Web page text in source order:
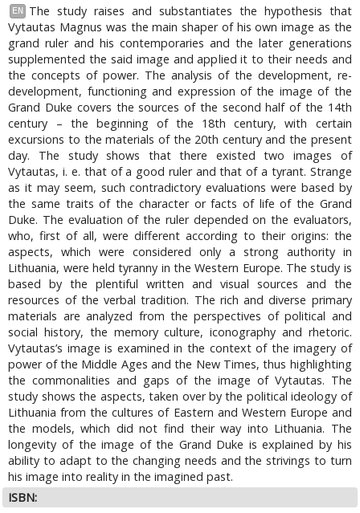
EN
The study raises and substantiates the hypothesis that
Vytautas Magnus was the main shaper of his own image as the
grand ruler and his contemporaries and the later generations
supplemented the said image and applied it to their needs and
the concepts of power. The analysis of the development, re-
development, functioning and expression of the image of the
Grand Duke covers the sources of the second half of the 14th
century – the beginning of the 18th century, with certain
excursions to the materials of the 20th century and the present
day. The study shows that there existed two images of
Vytautas, i. e. that of a good ruler and that of a tyrant. Strange
as it may seem, such contradictory evaluations were based by
the same traits of the character or facts of life of the Grand
Duke. The evaluation of the ruler depended on the evaluators,
who, first of all, were different according to their origins: the
aspects, which were considered only a strong authority in
Lithuania, were held tyranny in the Western Europe. The study is
based by the plentiful written and visual sources and the
resources of the verbal tradition. The rich and diverse primary
materials are analyzed from the perspectives of political and
social history, the memory culture, iconography and rhetoric.
Vytautas’s image is examined in the context of the imagery of
power of the Middle Ages and the New Times, thus highlighting
the commonalities and gaps of the image of Vytautas. The
study shows the aspects, taken over by the political ideology of
Lithuania from the cultures of Eastern and Western Europe and
the models, which did not find their way into Lithuania. The
longevity of the image of the Grand Duke is explained by his
ability to adapt to the changing needs and the strivings to turn
his image into reality in the imagined past.
ISBN: